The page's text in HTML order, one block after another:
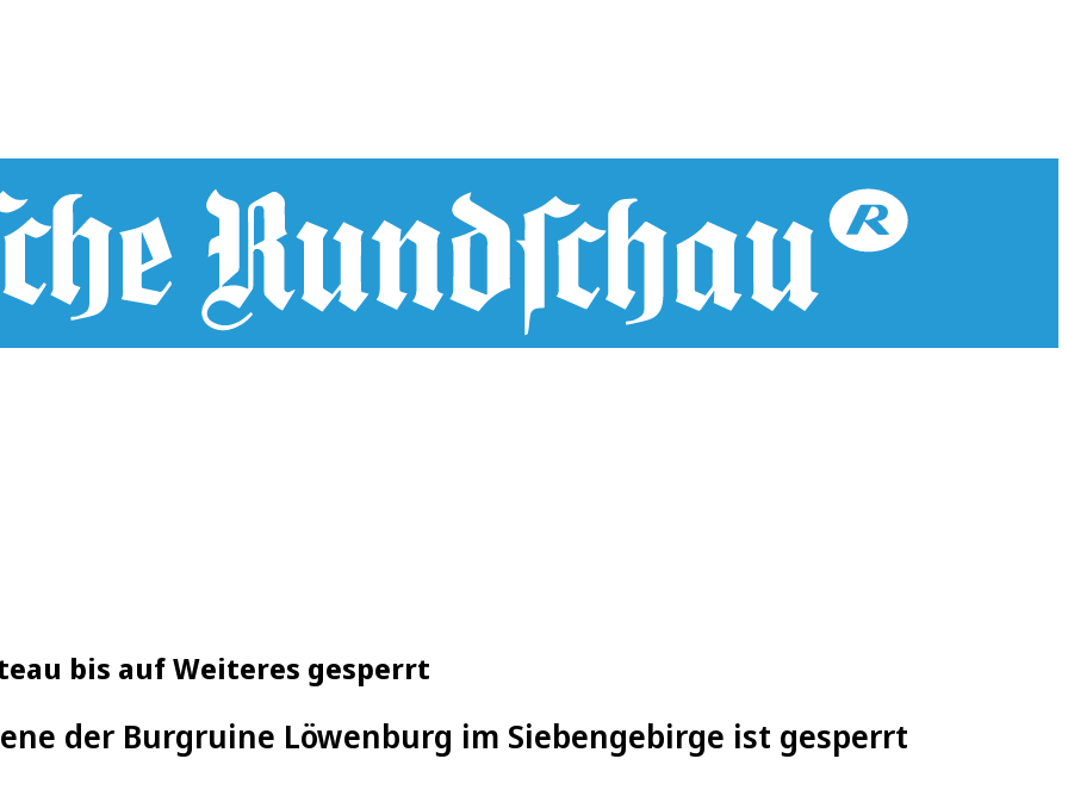
bis auf Weiteres gesperrt
der Burgruine Löwenburg im Siebengebirge ist gesperrt